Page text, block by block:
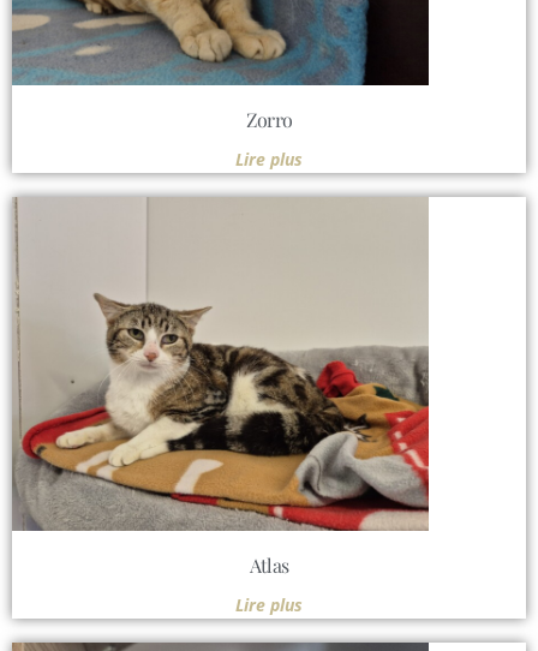
Zorro
Lire plus
Atlas
Lire plus